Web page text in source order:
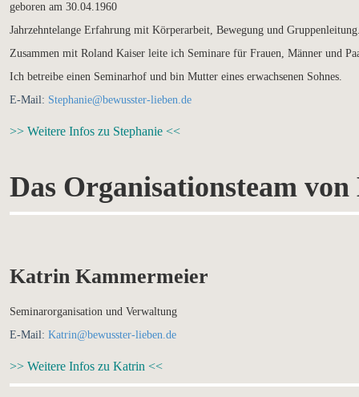
geboren am 30.04.1960
Jahrzehntelange Erfahrung mit Körperarbeit, Bewegung und
Zusammen mit Roland Kaiser leite ich Seminare für Frauen, Männer und
Ich betreibe einen Seminarhof und bin Mutter eines erwachsenen Sohnes.
E-Mail: Stephanie@bewusster-lieben.de
>> Weitere Infos zu Stephanie <<
Das Organisationsteam
Katrin Kammermeier
Seminarorganisation und Verwaltung
E-Mail: Katrin@bewusster-lieben.de
>> Weitere Infos zu Katrin <<